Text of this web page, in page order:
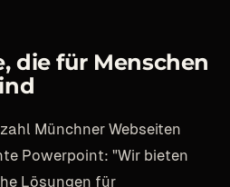
die für Menschen
Münchner Webseiten
Powerpoint: "Wir bieten
Lösungen für